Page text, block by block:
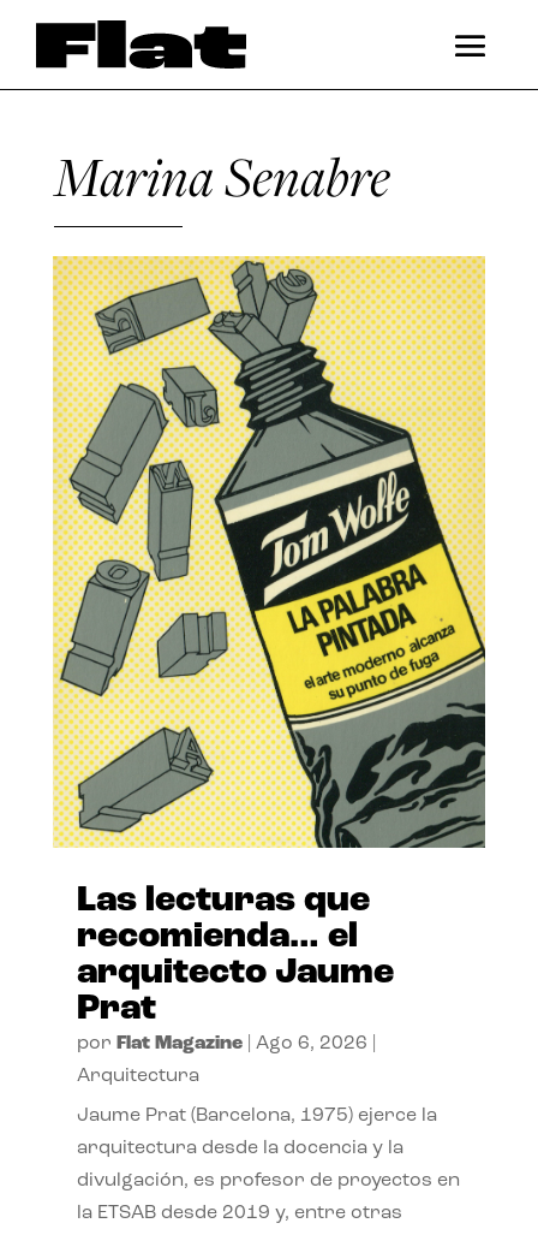
Marina Senabre
Las lecturas que
recomienda… el
arquitecto Jaume
Prat
por Flat Magazine| Ago 6, 2026
Arquitectura
Jaume Prat (Barcelona, 1975) ejerce la
arquitectura desde la docencia y la
divulgación, es profesor de proyectos en
la ETSAB desde 2019 y, entre otras